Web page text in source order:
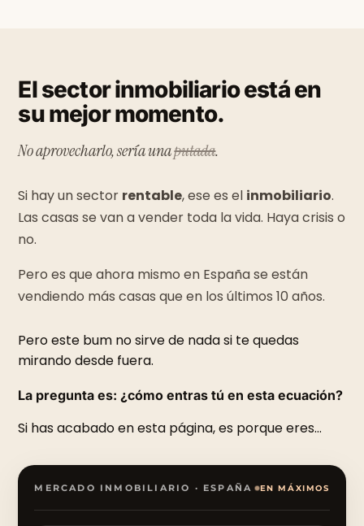
El sector inmobiliario está en
su mejor momento.
No aprovecharlo, sería unaputada.
Si hay un sector rentable, ese es el inmobiliario.
Las casas se van a vender toda la vida. Haya crisis o
no.
Pero es que ahora mismo en España se están
vendiendo más casas que en los últimos 10 años.
Pero este bum no sirve de nada si te quedas
mirando desde fuera.
La pregunta es: ¿cómo entras tú en esta ecuación?
Si has acabado en esta página, es porque eres…
MERCADO INMOBILIARIO · ESPAÑA EN MÁXIMOS